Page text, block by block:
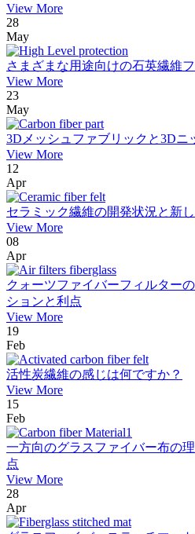
View More
28
May
さまざまな用途向けの石英繊維
View More
23
May
3Dメッシュファブリックと3Dニ
View More
12
Apr
セラミック繊維の開発状況と新
View More
08
Apr
クォーツファイバーフィルター
ションと利点
View More
19
Feb
活性炭繊維の感じは何ですか？
View More
15
Feb
一方向のグラスファイバー布の
点
View More
28
Apr